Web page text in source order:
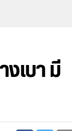
งเบา มี